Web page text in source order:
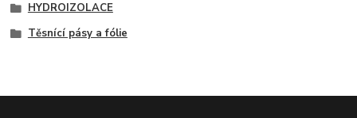
HYDROIZOLACE
Těsnící pásy a fólie